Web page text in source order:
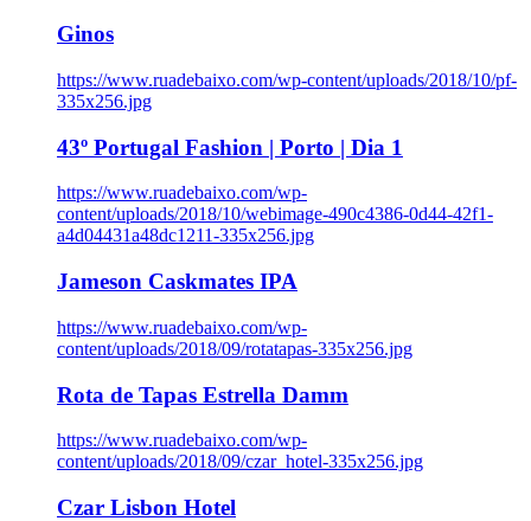
Ginos
https://www.ruadebaixo.com/wp-content/uploads/2018/10/pf-
335x256.jpg
43º Portugal Fashion | Porto | Dia 1
https://www.ruadebaixo.com/wp-
content/uploads/2018/10/webimage-490c4386-0d44-42f1-
a4d04431a48dc1211-335x256.jpg
Jameson Caskmates IPA
https://www.ruadebaixo.com/wp-
content/uploads/2018/09/rotatapas-335x256.jpg
Rota de Tapas Estrella Damm
https://www.ruadebaixo.com/wp-
content/uploads/2018/09/czar_hotel-335x256.jpg
Czar Lisbon Hotel